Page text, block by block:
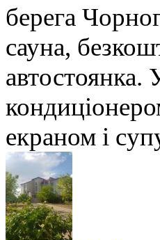
берега
сауна,
автостоянка.
екраном і